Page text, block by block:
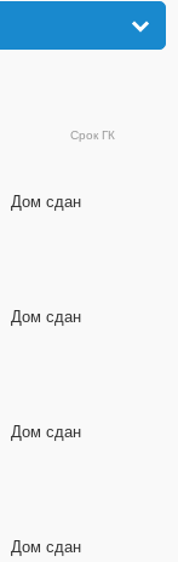
Срок ГК
Дом сдан
Дом сдан
Дом сдан
Дом сдан